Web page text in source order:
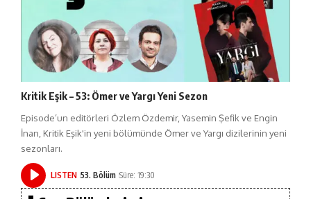
Kritik Eşik – 53: Ömer ve Yargı Yeni Sezon
Episode’un editörleri Özlem Özdemir, Yasemin Şefik ve Engin
İnan, Kritik Eşik'in yeni bölümünde Ömer ve Yargı dizilerinin yeni
sezonları.
LISTEN 53. Bölüm Süre: 19:30